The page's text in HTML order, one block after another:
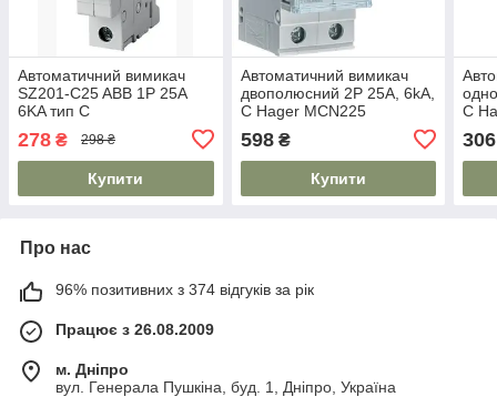
Автоматичний вимикач
SZ201-C25 ABB 1P 25А
6KA тип C
278 ₴ 298 ₴
Купити
Автоматичний вимикач
двополюсний 2P 25A, 6kA,
C Hager MCN225
598₴
Купити
C
306
Про нас
96% позитивних з 374 відгуків за рік
Працює з 26.08.2009
м. Дніпро
вул. Генерала Пушкіна, буд. 1, Дніпро, Україна